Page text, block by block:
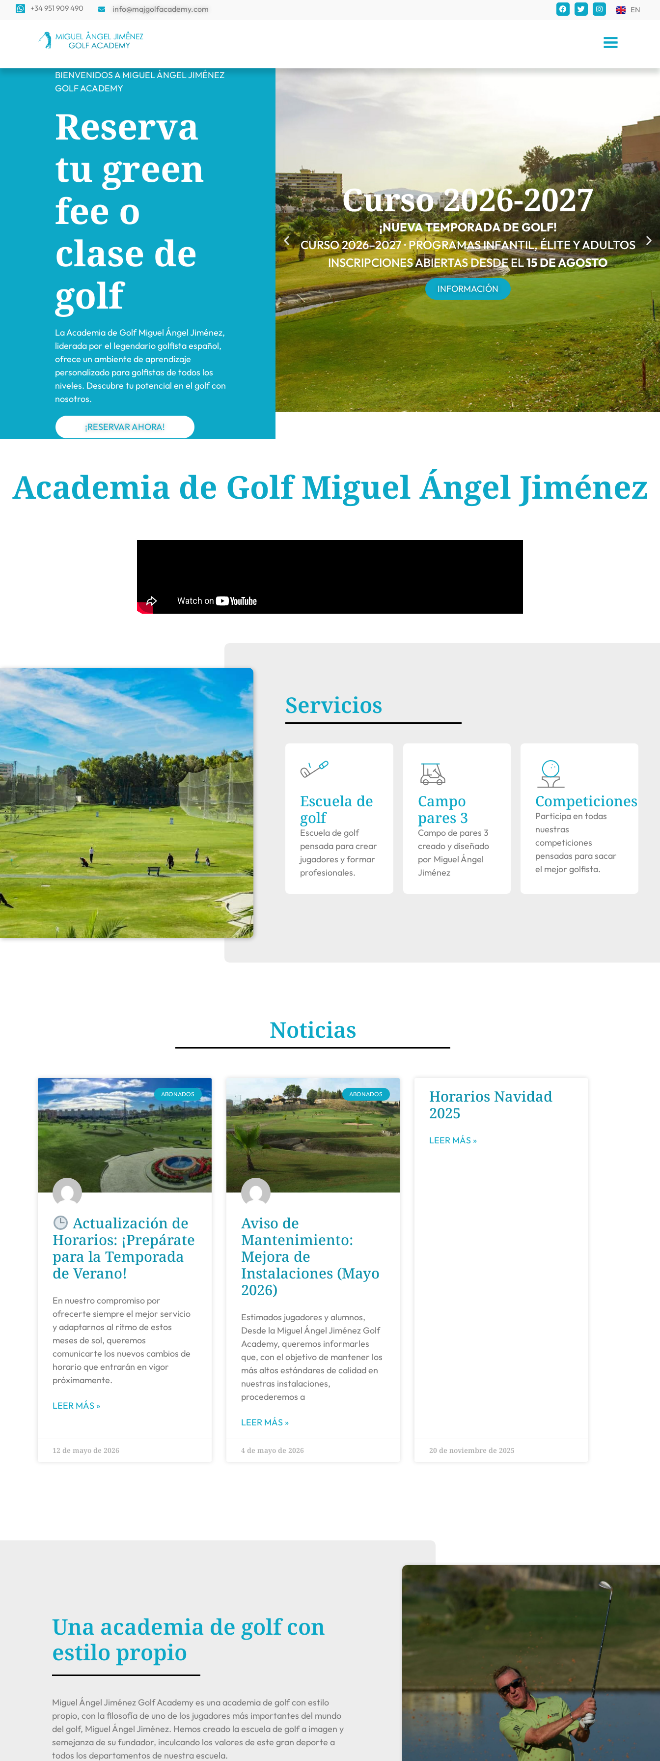
+34 951 909 490 info@majgolfacademy.com EN
BIENVENIDOS A MIGUEL ÁNGEL JIMÉNEZ
GOLF ACADEMY
Reserva
tu green
fee o
clase de
golf
La Academia de Golf Miguel Ángel Jiménez,
liderada por el legendario golfista español,
ofrece un ambiente de aprendizaje
personalizado para golfistas de todos los
niveles. Descubre tu potencial en el golf con
nosotros.
¡RESERVAR AHORA!
Curso 2026-2027
¡NUEVA TEMPORADA DE GOLF!
CURSO 2026–2027 · PROGRAMAS INFANTIL, ÉLITE Y ADULTOS
INSCRIPCIONES ABIERTAS DESDE EL15 DE AGOSTO
INFORMACIÓN
Academia de Golf Miguel Ángel Jiménez
Servicios
Escuela de
golf
Escuela de golf
pensada para crear
jugadores y formar
profesionales.
Campo
pares 3
Campo de pares 3
creado y diseñado
por Miguel Ángel
Jiménez
Competiciones
Participa en todas
nuestras
competiciones
pensadas para sacar
el mejor golfista.
Noticias
ABONADOS
Actualización de
Horarios: ¡Prepárate
para la Temporada
de Verano!
En nuestro compromiso por
ofrecerte siempre el mejor servicio
y adaptarnos al ritmo de estos
meses de sol, queremos
comunicarte los nuevos cambios de
horario que entrarán en vigor
próximamente.
LEER MÁS »
12 de mayo de 2026
ABONADOS
Aviso de
Mantenimiento:
Mejora de
Instalaciones (Mayo
2026)
Estimados jugadores y alumnos,
Desde la Miguel Ángel Jiménez Golf
Academy, queremos informarles
que, con el objetivo de mantener los
más altos estándares de calidad en
nuestras instalaciones,
procederemos a
LEER MÁS »
4 de mayo de 2026
Horarios Navidad
2025
LEER MÁS »
20 de noviembre de 2025
Una academia de golf con
estilo propio
Miguel Ángel Jiménez Golf Academy es una academia de golf con estilo
propio, con la filosofía de uno de los jugadores más importantes del mundo
del golf, Miguel Ángel Jiménez. Hemos creado la escuela de golf a imagen y
semejanza de su fundador, inculcando los valores de este gran deporte a
todos los departamentos de nuestra escuela.